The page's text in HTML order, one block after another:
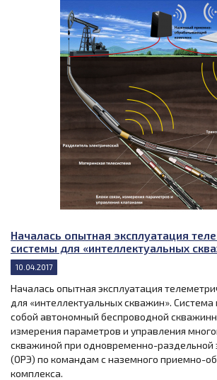
Началась опытная эксплуатация
системы для «интеллектуальных
10.04.2017
Началась опытная эксплуатация
для «интеллектуальных скважин». Система
собой автономный беспроводной
измерения параметров и управления
скважиной при одновременно-раздельной
(ОРЭ) по командам с наземного приемно-
комплекса.